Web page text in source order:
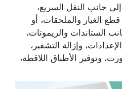
جانب النقل السريع،
الغيار والملحقات، أو
الستاندات والريموتات،
وإزالة التشفير،
وتوفير الأطباق اللاقطة،